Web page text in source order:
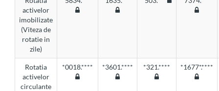
activelor
imobilizate
(Viteza de
rotatie in
zile)
Rotatia
activelor
circulante
*0018.**** *3601.**** *321.**** *1677*.****